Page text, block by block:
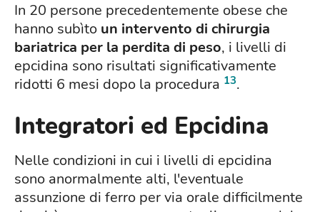
In 20 persone precedentemente obese che
hanno subìto un intervento di chirurgia
bariatrica per la perdita di peso, i livelli di
epcidina sono risultati significativamente
ridotti 6 mesi dopo la procedura 13.
Integratori ed Epcidina
Nelle condizioni in cui i livelli di epcidina
sono anormalmente alti, l'eventuale
assunzione di ferro per via orale difficilmente